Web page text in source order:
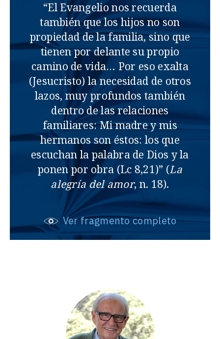
“El Evangelio nos recuerda
también que los hijos no son
propiedad de la familia, sino que
tienen por delante su propio
camino de vida… Por eso exalta
(Jesucristo) la necesidad de otros
lazos, muy profundos también
dentro de las relaciones
familiares: Mi madre y mis
hermanos son éstos: los que
escuchan la palabra de Dios y la
ponen por obra (Lc 8,21)” (La
alegría del amor, n. 18).
Ver fragmento completo